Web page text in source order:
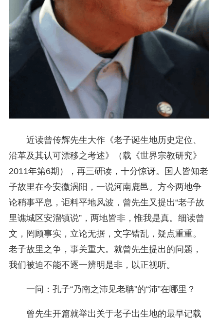
近读曾传辉先生大作《老子诞生地历史定位、
沿革及其认可漂移之考述》（载《世界宗教研究》
2011年第6期），再三研读，十分惊讶。国人皆知老
子故里在今安徽涡阳，一说河南鹿邑。方今两地争
论稍事平息，讵料平地风波，曾先生又提出“老子故
里谯城区安溜镇说”，两地皆非，惟我是真。细读曾
文，罔顾事实，立论无据，文字错乱，疑点重重。
老子故里之争，事关重大。就曾先生提出的问题，
我们被迫不能不逐一辨明是非，以正视听。
一问：孔子“乃南之沛见老聃”的“沛”在哪里？
曾先生开篇就举出关于老子出生地的最早记载